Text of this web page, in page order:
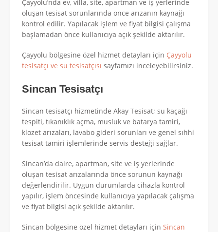
Çayyolu’nda ev, villa, site, apartman ve iş yerlerinde
oluşan tesisat sorunlarında önce arızanın kaynağı
kontrol edilir. Yapılacak işlem ve fiyat bilgisi çalışma
başlamadan önce kullanıcıya açık şekilde aktarılır.
Çayyolu bölgesine özel hizmet detayları için Çayyolu
tesisatçı ve su tesisatçısı sayfamızı inceleyebilirsiniz.
Sincan Tesisatçı
Sincan tesisatçı hizmetinde Akay Tesisat; su kaçağı
tespiti, tıkanıklık açma, musluk ve batarya tamiri,
klozet arızaları, lavabo gideri sorunları ve genel sıhhi
tesisat tamiri işlemlerinde servis desteği sağlar.
Sincan’da daire, apartman, site ve iş yerlerinde
oluşan tesisat arızalarında önce sorunun kaynağı
değerlendirilir. Uygun durumlarda cihazla kontrol
yapılır, işlem öncesinde kullanıcıya yapılacak çalışma
ve fiyat bilgisi açık şekilde aktarılır.
Sincan bölgesine özel hizmet detayları için Sincan